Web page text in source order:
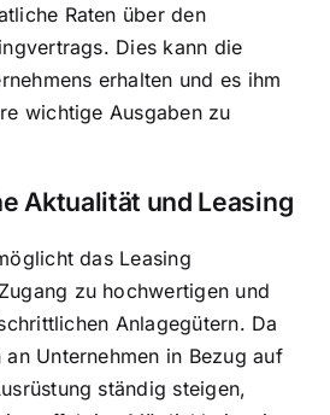
Raten über den
Dies kann die
erhalten und es ihm
wichtige Ausgaben zu
Aktualität und Leasing
das Leasing
zu hochwertigen und
Anlagegütern. Da
Unternehmen in Bezug auf
ständig steigen,